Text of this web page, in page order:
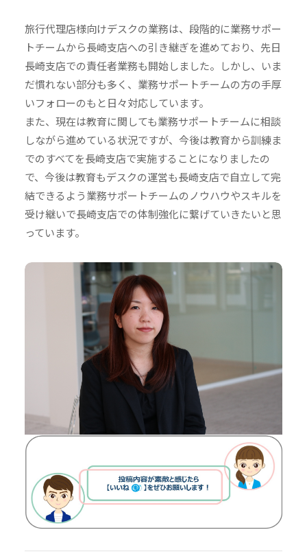
旅行代理店様向けデスクの業務は、段階的に業務サポー
トチームから長崎支店への引き継ぎを進めており、先日
長崎支店での責任者業務も開始しました。しかし、いま
だ慣れない部分も多く、業務サポートチームの方の手厚
いフォローのもと日々対応しています。
また、現在は教育に関しても業務サポートチームに相談
しながら進めている状況ですが、今後は教育から訓練ま
でのすべてを長崎支店で実施することになりましたの
で、今後は教育もデスクの運営も長崎支店で自立して完
結できるよう業務サポートチームのノウハウやスキルを
受け継いで長崎支店での体制強化に繋げていきたいと思
っています。